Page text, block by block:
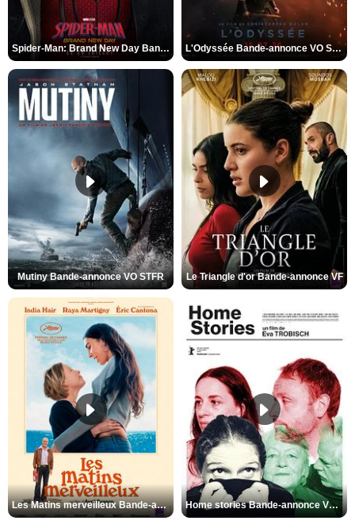
Spider-Man: Brand New Day Bande-annonce VO STFR L'Odyssée Bande-annonce VO STFR
Mutiny Bande-annonce VO STFR Le Triangle d'or Bande-annonce VF
Les Matins merveilleux Bande-annonce VF Home stories Bande-annonce VO STFR